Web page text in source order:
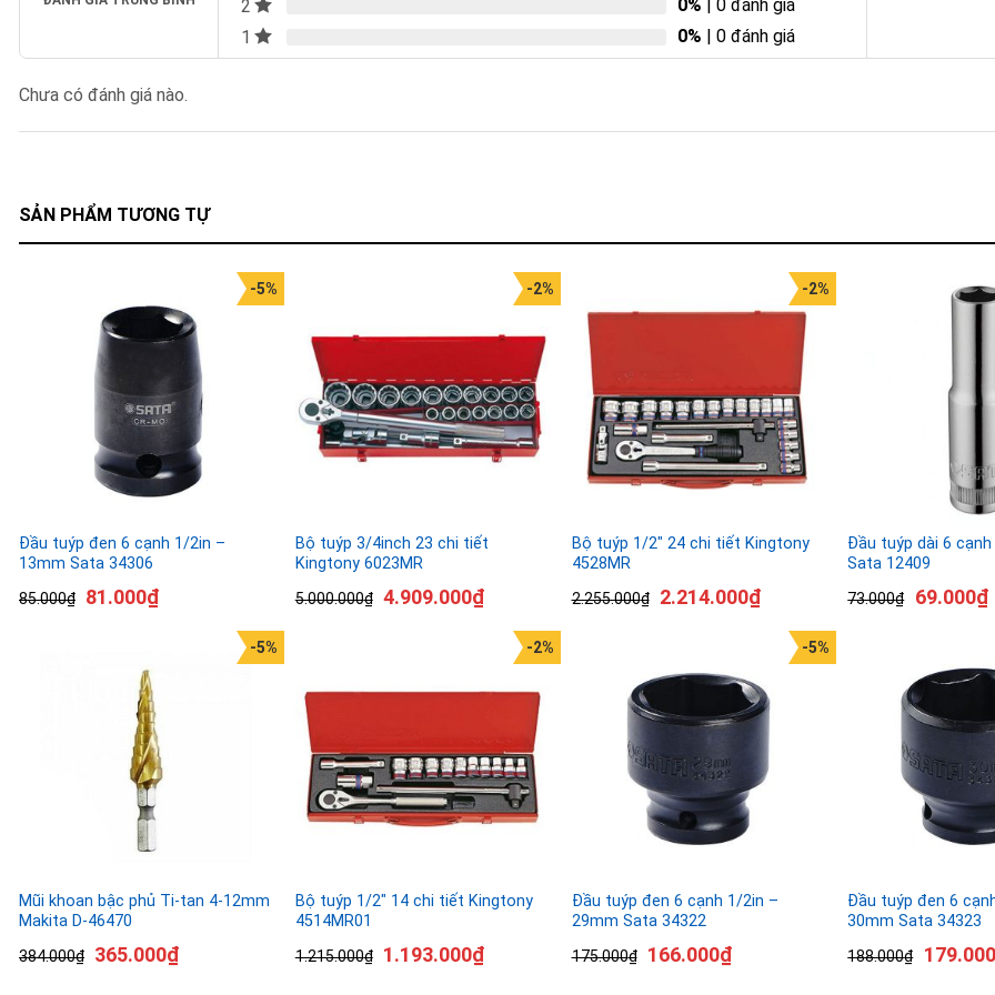
2 0% | 0 đánh giá
1
0% | 0 đánh giá
Chưa có đánh giá nào.
SẢN PHẨM TƯƠNG TỰ
Đầu tuýp đen 6 cạnh 1/2in –
13mm Sata 34306
85.000₫
-5%
81.000₫
Bộ tuýp 3/4inch 23 chi tiết
Kingtony 6023MR
5.000.000₫
-2%
4.909.000₫
Bộ tuýp 1/2″ 24 chi tiết Kingtony
4528MR
2.255.000₫
-2%
2.214.000₫
Đầu tuýp dài 6
Sata 12409
73.000₫ 69.000₫
Mũi khoan bậc phủ Ti-tan 4-12mm
Makita D-46470
384.000₫
-5%
365.000₫
Bộ tuýp 1/2″ 14 chi tiết Kingtony
4514MR01
1.215.000₫
-2%
1.193.000₫
Đầu tuýp đen 6 cạnh 1/2in –
29mm Sata 34322
175.000₫
-5%
166.000₫
Đầu tuýp đen 6
30mm Sata 34323
188.000₫ 179.000